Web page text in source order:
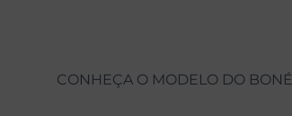
CONHEÇA O MODELO DO BONÉ